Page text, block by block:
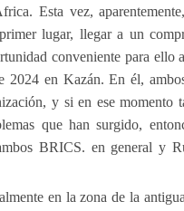
Esta vez,
lugar, llegar a un
conveniente para ello
2024 en Kazán. En él,
y si en ese momento
que han surgido,
BRICS. en general y
en la zona de la